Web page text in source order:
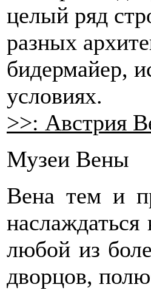
целый ряд
разных
бидермайер,
условиях.
>>: Австрия
Музеи Вены
Вена тем и
любой из
дворцов,